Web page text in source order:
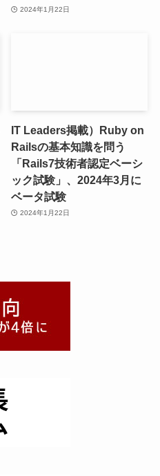
2024年1月22日
IT Leaders掲載）Ruby on
Railsの基本知識を問う
「Rails7技術者認定ベーシ
ック試験」、2024年3月に
ベータ試験
2024年1月22日